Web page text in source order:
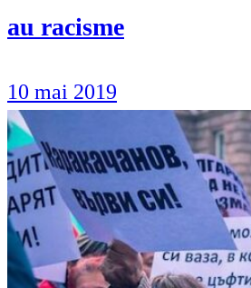
au racisme
10 mai 2019